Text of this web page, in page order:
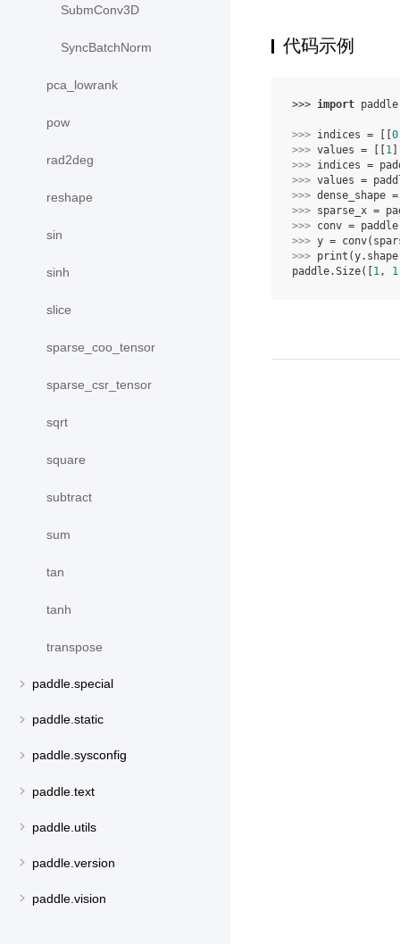
SubmConv3D
SyncBatchNorm
pca_lowrank
pow
rad2deg
reshape
sin
sinh
slice
sparse_coo_tensor
sparse_csr_tensor
sqrt
square
subtract
sum
tan
tanh
transpose
paddle.special
paddle.static
paddle.sysconfig
paddle.text
paddle.utils
paddle.version
paddle.vision
代码示例
>>> import paddle
>>> indices = [[0
>>> values = [[1
>>> indices =
>>> values =
>>> dense_shape =
>>> sparse_x =
>>> conv = paddle
>>> y = conv(
>>> print (y. shape
paddle.Size([1, 1